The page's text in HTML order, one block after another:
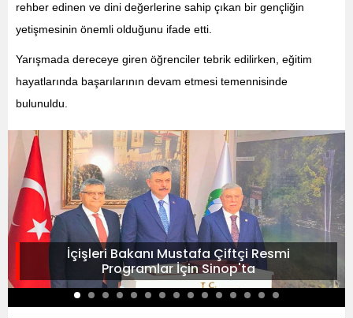
rehber edinen ve dini değerlerine sahip çıkan bir gençliğin
yetişmesinin önemli olduğunu ifade etti.
Yarışmada dereceye giren öğrenciler tebrik edilirken, eğitim
hayatlarında başarılarının devam etmesi temennisinde
bulunuldu.
İçişleri Bakanı Mustafa Çiftçi Resmi
Programlar İçin Sinop'ta